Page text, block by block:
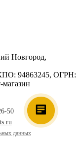
Новгород,
94863245, ОГРН:
50
данных